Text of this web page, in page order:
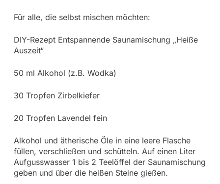
Für alle, die selbst mischen möchten:
DIY-Rezept Entspannende Saunamischung „Heiße
Auszeit“
50 ml Alkohol (z.B. Wodka)
30 Tropfen Zirbelkiefer
20 Tropfen Lavendel fein
Alkohol und ätherische Öle in eine leere Flasche
füllen, verschließen und schütteln. Auf einen Liter
Aufgusswasser 1 bis 2 Teelöffel der Saunamischung
geben und über die heißen Steine gießen.